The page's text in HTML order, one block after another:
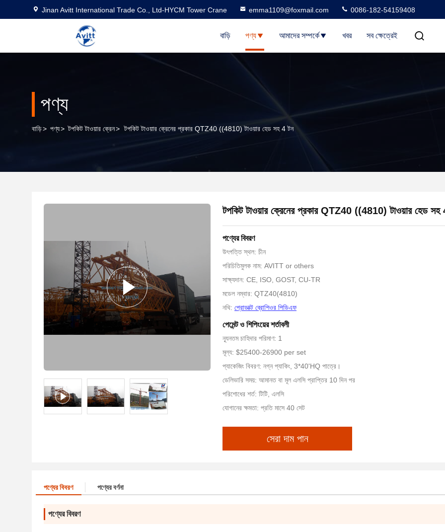
Jinan Avitt International Trade Co., Ltd-HYCM Tower Crane emma1109@foxmail.com 0086-182-54159408
বাড়ি পণ্য আমাদের সম্পর্কে খবর সব ক্ষেত্রেই
পণ্য
বাড়ি> পণ্য> টপকিট টাওয়ার ক্রেন> টপকিট টাওয়ার ক্রেনের প্রকার QTZ40 ((4810) টাওয়ার হেড সহ 4 টন
টপকিট টাওয়ার ক্রেনের প্রকার QTZ40 ((4810) টাওয়ার হেড সহ
পণ্যের বিবরণ
উৎপত্তি স্থল: চীন
পরিচিতিমুলক নাম: AVITT or others
সাক্ষ্যদান: CE, ISO, GOST, CU-TR
মডেল নম্বার: QTZ40(4810)
নথি: প্রোডাক্ট ব্রোশিওর পিডিএফ
পেমেন্ট ও শিপিংয়ের শর্তাবলী
ন্যূনতম চাহিদার পরিমাণ: 1
মূল্য: $25400-26900 per set
প্যাকেজিং বিবরণ: নগ্ন প্যাকিং, 3*40'HQ পাত্রে।
ডেলিভারি সময়: আমানত বা মূল এলসি প্রাপ্তির 10 দিন পর
পরিশোধের শর্ত: টিটি, এলসি
যোগানের ক্ষমতা: প্রতি মাসে 40 সেট
সেরা দাম পান
পণ্যের বিবরণ পণ্যের বর্ণনা
পণ্যের বিবরণ